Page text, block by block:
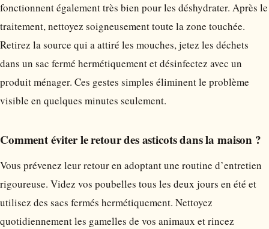
fonctionnent également très bien pour les déshydrater. Après le
traitement, nettoyez soigneusement toute la zone touchée.
Retirez la source qui a attiré les mouches, jetez les déchets
dans un sac fermé hermétiquement et désinfectez avec un
produit ménager. Ces gestes simples éliminent le problème
visible en quelques minutes seulement.
Comment éviter le retour des asticots dans la maison ?
Vous prévenez leur retour en adoptant une routine d’entretien
rigoureuse. Videz vos poubelles tous les deux jours en été et
utilisez des sacs fermés hermétiquement. Nettoyez
quotidiennement les gamelles de vos animaux et rincez